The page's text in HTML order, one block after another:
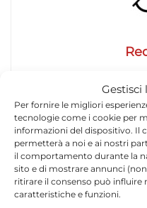
Gestisci
Per fornire le migliori
tecnologie come i cookie per
informazioni del dispositivo. Il
permetterà a noi e ai nostri
il comportamento durante la
sito e di mostrare annunci
ritirare il consenso può influire
caratteristiche e funzioni.
da giornalisti,
dell’informazione
offrire notizie,
accurati dedicati
politica, alla
team dinamico e
qualità,